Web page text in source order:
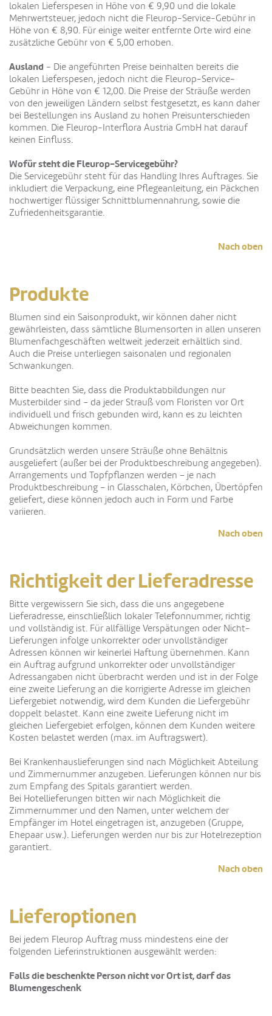
lokalen Lieferspesen in Höhe von € 9,90 und die lokale
Mehrwertsteuer, jedoch nicht die Fleurop-Service-Gebühr in
Höhe von € 8,90. Für einige weiter entfernte Orte wird eine
zusätzliche Gebühr von € 5,00 erhoben.
Ausland - Die angeführten Preise beinhalten bereits die
lokalen Lieferspesen, jedoch nicht die Fleurop-Service-
Gebühr in Höhe von € 12,00. Die Preise der Sträuße werden
von den jeweiligen Ländern selbst festgesetzt, es kann daher
bei Bestellungen ins Ausland zu hohen Preisunterschieden
kommen. Die Fleurop-Interflora Austria GmbH hat darauf
keinen Einfluss.
Wofür steht die Fleurop-Servicegebühr?
Die Servicegebühr steht für das Handling Ihres Auftrages. Sie
inkludiert die Verpackung, eine Pflegeanleitung, ein Päckchen
hochwertiger flüssiger Schnittblumennahrung, sowie die
Zufriedenheitsgarantie.
Nach oben
Produkte
Blumen sind ein Saisonprodukt, wir können daher nicht
gewährleisten, dass sämtliche Blumensorten in allen unseren
Blumenfachgeschäften weltweit jederzeit erhältlich sind.
Auch die Preise unterliegen saisonalen und regionalen
Schwankungen.
Bitte beachten Sie, dass die Produktabbildungen nur
Musterbilder sind – da jeder Strauß vom Floristen vor Ort
individuell und frisch gebunden wird, kann es zu leichten
Abweichungen kommen.
Grundsätzlich werden unsere Sträuße ohne Behältnis
ausgeliefert (außer bei der Produktbeschreibung angegeben).
Arrangements und Topfpflanzen werden – je nach
Produktbeschreibung – in Glasschalen, Körbchen, Übertöpfen
geliefert, diese können jedoch auch in Form und Farbe
variieren.
Nach oben
Richtigkeit der Lieferadresse
Bitte vergewissern Sie sich, dass die uns angegebene
Lieferadresse, einschließlich lokaler Telefonnummer, richtig
und vollständig ist. Für allfällige Verspätungen oder Nicht-
Lieferungen infolge unkorrekter oder unvollständiger
Adressen können wir keinerlei Haftung übernehmen. Kann
ein Auftrag aufgrund unkorrekter oder unvollständiger
Adressangaben nicht überbracht werden und ist in der Folge
eine zweite Lieferung an die korrigierte Adresse im gleichen
Liefergebiet notwendig, wird dem Kunden die Liefergebühr
doppelt belastet. Kann eine zweite Lieferung nicht im
gleichen Liefergebiet erfolgen, können dem Kunden weitere
Kosten belastet werden (max. im Auftragswert).
Bei Krankenhauslieferungen sind nach Möglichkeit Abteilung
und Zimmernummer anzugeben. Lieferungen können nur bis
zum Empfang des Spitals garantiert werden.
Bei Hotellieferungen bitten wir nach Möglichkeit die
Zimmernummer und den Namen, unter welchem der
Empfänger im Hotel eingetragen ist, anzugeben (Gruppe,
Ehepaar usw.). Lieferungen werden nur bis zur Hotelrezeption
garantiert.
Nach oben
Lieferoptionen
Bei jedem Fleurop Auftrag muss mindestens eine der
folgenden Lieferinstruktionen ausgewählt werden:
Falls die beschenkte Person nicht vor Ort ist, darf das
Blumengeschenk